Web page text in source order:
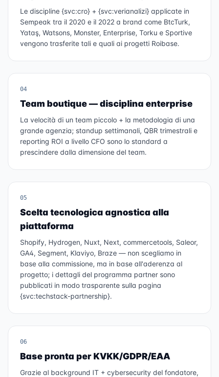
Le discipline {svc:cro} + {svc:verianalizi} applicate in
Sempeak tra il 2020 e il 2022 a brand come BtcTurk,
Yataş, Watsons, Monster, Enterprise, Torku e Sportive
vengono trasferite tali e quali ai progetti Roibase.
04
Team boutique — disciplina enterprise
La velocità di un team piccolo + la metodologia di una
grande agenzia; standup settimanali, QBR trimestrali e
reporting ROI a livello CFO sono lo standard a
prescindere dalla dimensione del team.
05
Scelta tecnologica agnostica alla
piattaforma
Shopify, Hydrogen, Nuxt, Next, commercetools, Saleor,
GA4, Segment, Klaviyo, Braze — non scegliamo in
base alla commissione, ma in base all'aderenza al
progetto; i dettagli del programma partner sono
pubblicati in modo trasparente sulla pagina
{svc:techstack-partnership}.
06
Base pronta per KVKK/GDPR/EAA
Grazie al background IT + cybersecurity del fondatore,